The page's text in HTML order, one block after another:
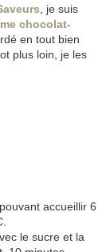
, je suis
chocolat-
en tout bien
plus loin, je les
accueillir 6
le sucre et la